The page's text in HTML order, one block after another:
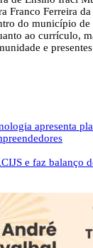
Franco Ferreira
do município de
ao currículo,
e
apresenta
e faz balanço